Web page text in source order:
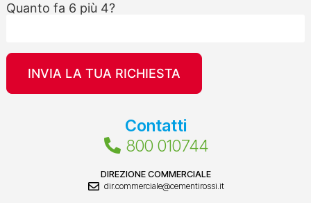
prega
questo
campo.
Quanto fa 6 più 4?
Contatti
800 010744
DIREZIONE COMMERCIALE
dir.commerciale@cementirossi.it